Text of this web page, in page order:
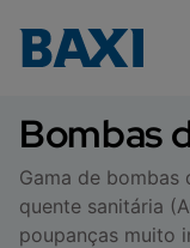
Bombas de Calor
Bombas
Gama de bombas
quente sanitária
poupanças muito